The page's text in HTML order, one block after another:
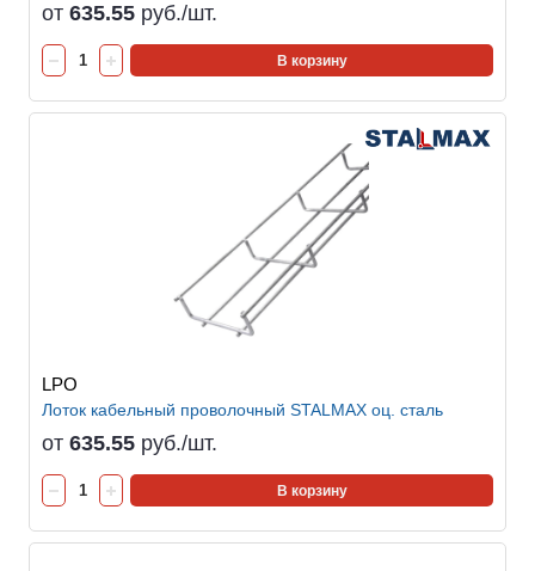
от 635.55 руб./шт.
В корзину
LPO
Лоток кабельный проволочный STALMAX оц. сталь
от 635.55 руб./шт.
В корзину